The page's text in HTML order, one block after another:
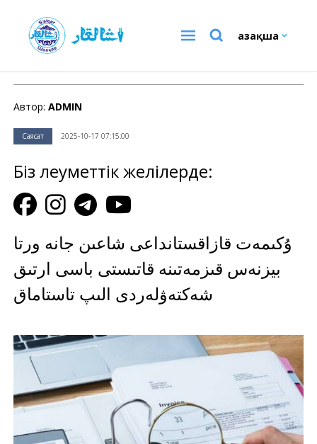
Қазақша
Автор: ADMIN
Саясат 2025-10-17 07:15:00
Біз әлеуметтік желілерде:
ۇكىمەت قازاقستانداعى شاعىن جانە ورتا
بيزنەس قىزمەتىنە قاتىستى باسى ارتىق
شەكتەۋلەردى الىپ تاستاماق